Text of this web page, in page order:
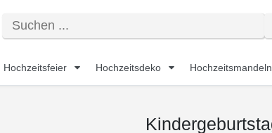
Hochzeitsfeier Hochzeitsdeko Hochzeitsmandeln